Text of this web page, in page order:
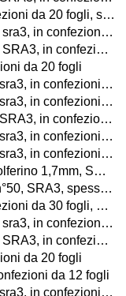
500 gr Cordenons, Notturno 22, confezioni da 20 fogli, sra3
500 gr Favini, BiancoFlash Premium, sra3, in confezioni da 20 fogli o da 25 buste
500 gr Favini, BiancoFlash Premium, SRA3, in confezioni da 100 fogli o da 25 buste
da 20 fogli
570 gr Cartone VEGETALE, 1,2 mm, sra3, in confezioni da 14 fogli
570 gr Cartone VEGETALE, 1,2 mm, sra3, in confezioni da 29 fogli
570 gr Cartone VEGETALE, 4,0 mm, SRA3, in confezioni da 8 fogli
656 gr Cartone ECOBLACK, 1,0mm, sra3, in confezioni da 13 fogli
656 gr Cartone ECOBLACK, 1,0mm, sra3, in confezioni da 26 fogli
656 gr cartone viola bilucido tenax, solferino 1,7mm, SRA3
700 gr Cartone GRIGIO monolucido n°50, SRA3, spessore 1mm, in pacchi da 25 fogli
700 gr Cordenons, Notturno 22, confezioni da 30 fogli, SRA3
700 gr Favini, BiancoFlash Premium, sra3, in confezioni da 20 fogli
700 gr Favini, BiancoFlash Premium, SRA3, in confezioni da 100 fogli o da 25 buste
da 20 fogli
da 12 fogli
744 gr Cartone VEGETALE, 1,5 mm, sra3, in confezioni da 11 fogli